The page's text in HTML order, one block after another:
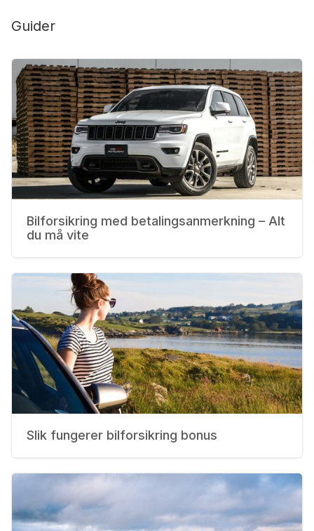
Guider
Bilforsikring med betalingsanmerkning – Alt
du må vite
Slik fungerer bilforsikring bonus